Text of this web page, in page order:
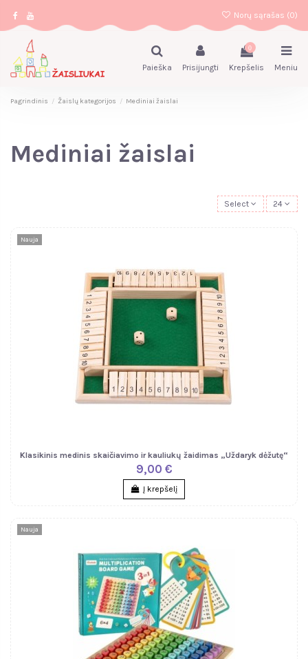
Norų sąrašas (0)
Paieška Prisijungti
0
Krepšelis Meniu
Pagrindinis Žaislų kategorijos Mediniai žaislai
Mediniai žaislai
Select 24
Nauja
Klasikinis medinis skaičiavimo ir kauliukų žaidimas „Uždaryk dėžutę“
9,00 €
Į krepšelį
Nauja